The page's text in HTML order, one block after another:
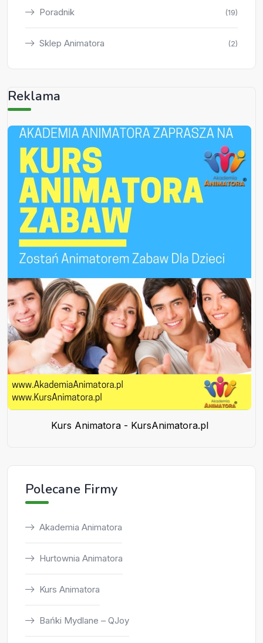
Poradnik (19)
Sklep Animatora (2)
Reklama
Kurs Animatora - KursAnimatora.pl
Polecane Firmy
Akademia Animatora
Hurtownia Animatora
Kurs Animatora
Bańki Mydlane – QJoy